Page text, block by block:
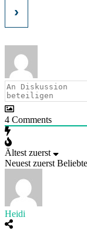
4 Comments
Ältest zuerst
Neuest zuerst
Heidi